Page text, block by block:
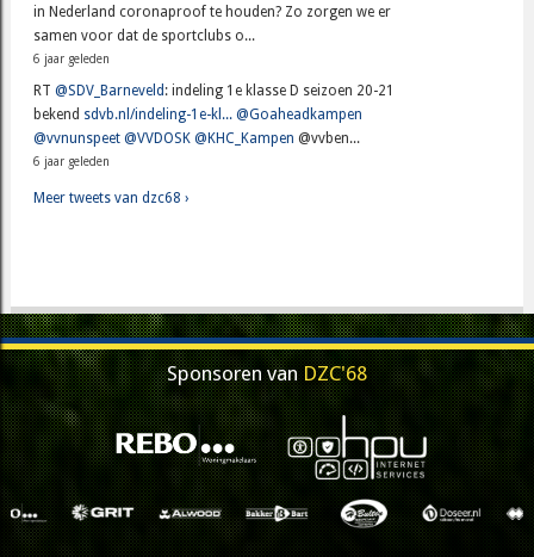
in Nederland coronaproof te houden? Zo zorgen we er
samen voor dat de sportclubs o...
6 jaar geleden
RT@SDV_Barneveld : indeling 1e klasse D seizoen 20-21
bekend sdvb.nl/indeling-1e-kl... @Goaheadkampen
@vvnunspeet @VVDOSK @KHC_Kampen @vvben...
6 jaar geleden
Meer tweets van dzc68 ›
Sponsoren vanDZC'68